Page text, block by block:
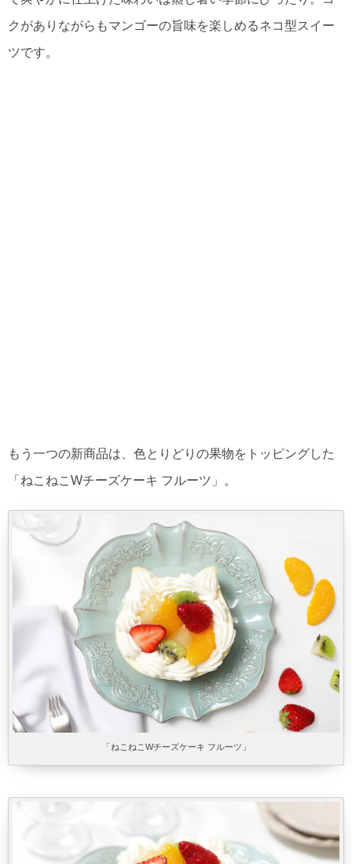
クがありながらもマンゴーの旨味を楽しめるネコ型スイー
ツです。
もう一つの新商品は、色とりどりの果物をトッピングした
「ねこねこWチーズケーキ フルーツ」。
「ねこねこWチーズケーキ フルーツ」